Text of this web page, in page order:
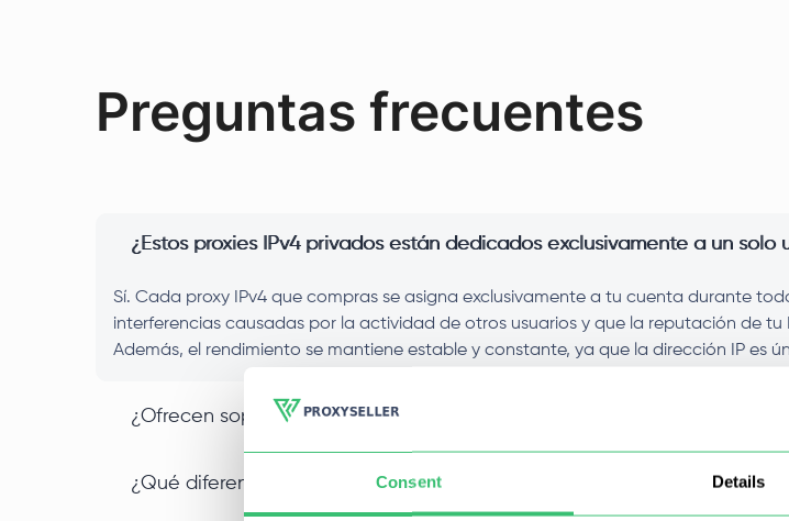
Consent Details
Preguntas frecuentes
¿Estos proxies IPv4 privados están dedicados exclusivamente a un solo
Sí. Cada proxy IPv4 que compras se asigna exclusivamente a tu cuenta durante
interferencias causadas por la actividad de otros usuarios y que la reputación de
Además, el rendimiento se mantiene estable y constante, ya que la dirección IP es
¿Ofrecen soporte para proxies IPv4 SOCKS5 en todos los planes?
¿Qué diferencia a un proxy IPv4 de centro de datos de otros tipos de